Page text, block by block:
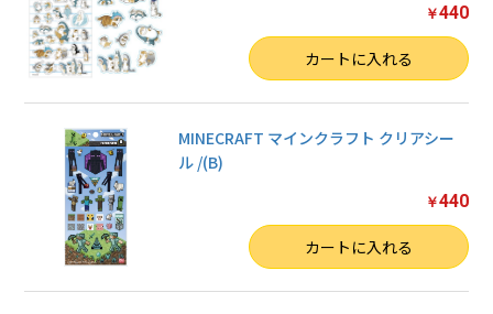
￥440
カートに入れる
MINECRAFT マインクラフト クリアシー
ル /(B)
￥440
カートに入れる